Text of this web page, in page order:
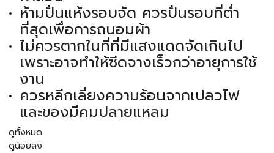
ห้ามปั่นแห้งรอบจัด ควรปั่นรอบที่ต่ำ
ที่สุดเพื่อการถนอมผ้า
ไม่ควรตากในที่ที่มีแสงแดดจัดเกินไป
เพราะอาจทำให้ซีดจางเร็วกว่าอายุการใช้
งาน
ควรหลีกเลี่ยงความร้อนจากเปลวไฟ
และของมีคมปลายแหลม
ดูทั้งหมด
ดูน้อยลง